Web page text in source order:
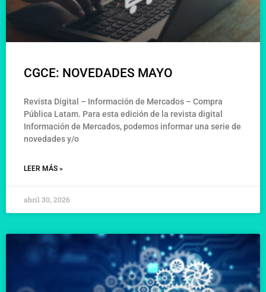
CGCE: NOVEDADES MAYO
Revista Digital – Información de Mercados – Compra
Pública Latam. Para esta edición de la revista digital
Información de Mercados, podemos informar una serie de
novedades y/o
LEER MÁS »
abril 30, 2026